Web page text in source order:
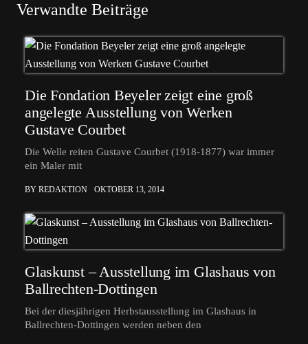
Verwandte Beiträge
Die Fondation Beyeler zeigt eine groß
angelegte Ausstellung von Werken
Gustave Courbet
Die Welle reiten Gustave Courbet (1918-1877) war immer
ein Maler mit
BY REDAKTION OKTOBER 13, 2014
Glaskunst – Ausstellung im Glashaus von
Ballrechten-Dottingen
Bei der diesjährigen Herbstausstellung im Glashaus in
Ballrechten-Dottingen werden neben den